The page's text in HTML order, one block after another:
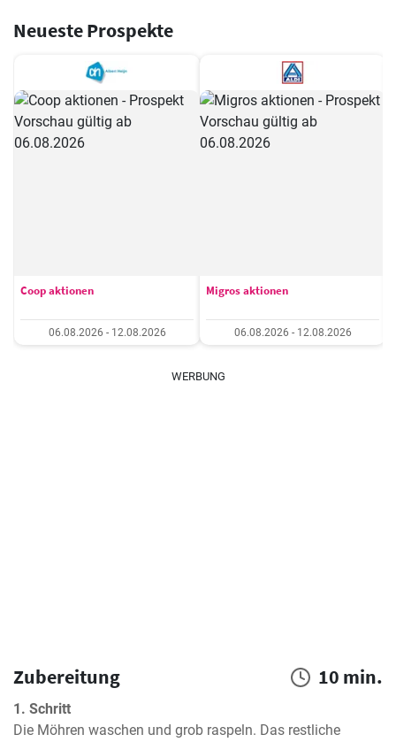
Neueste Prospekte
Coop aktionen
06.08.2026 - 12.08.2026
Migros aktionen
06.08.2026 - 12.08.2026
WERBUNG
Zubereitung 10 min.
1. Schritt
Die Möhren waschen und grob raspeln. Das restliche